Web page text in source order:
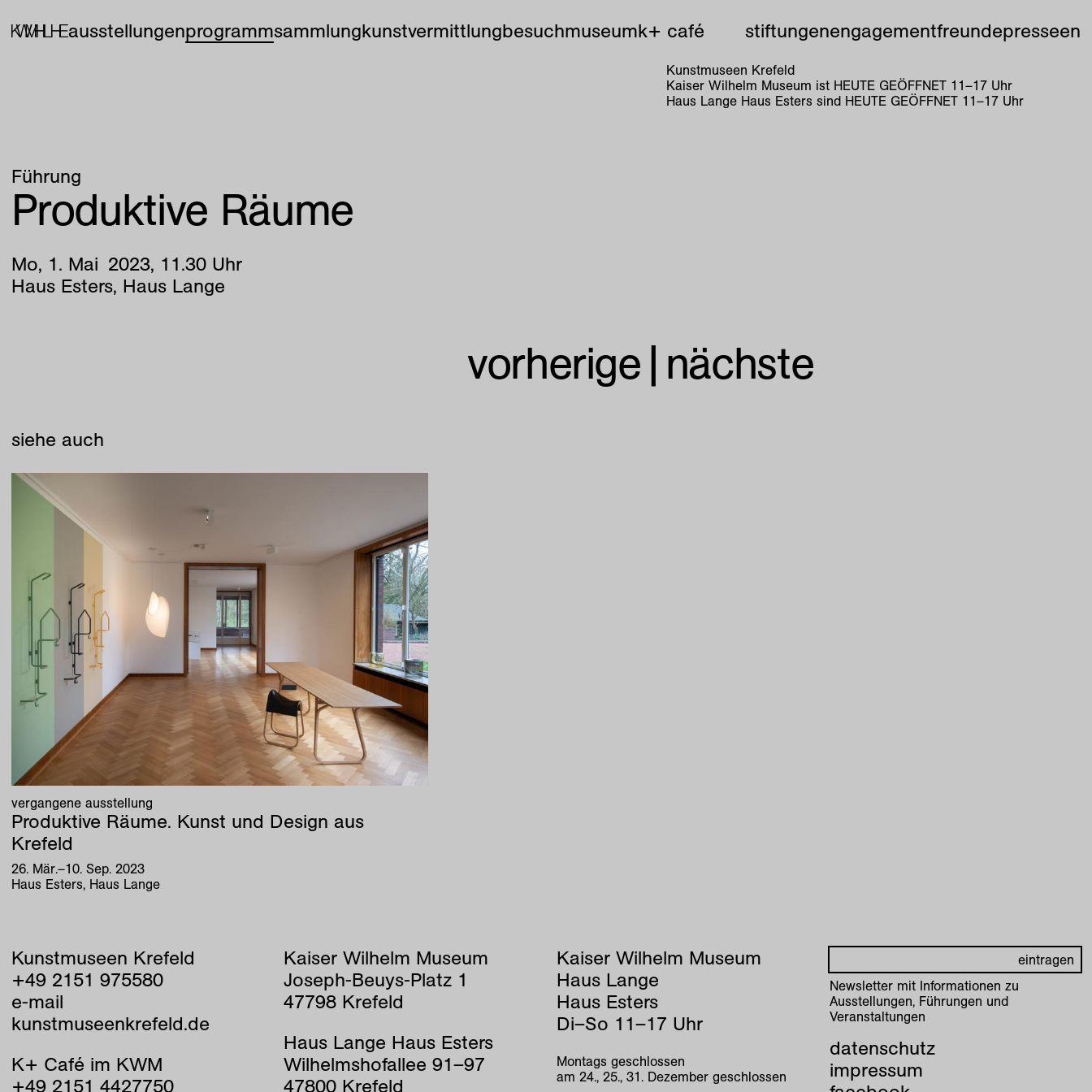
ausstellungenprogrammsammlungkunstvermittlungbesuchmuseumk+ café stiftungenengagementfreundepresseen
Kunstmuseen Krefeld
Kaiser Wilhelm Museum ist HEUTE GEÖFFNET 11–17Uhr
Haus Lange Haus Esters sind HEUTE GEÖFFNET 11–17Uhr
Führung
Produktive Räume
Mo, 1. Mai 2023, 11.30Uhr
Haus Esters, Haus Lange
vorherige| nächste
siehe auch
vergangene ausstellung
Produktive Räume. Kunst und Design aus
Krefeld
26. Mär.–10. Sep. 2023
Haus Esters, Haus Lange
Kunstmuseen Krefeld
+49 2151 975580
e-mail
kunstmuseenkrefeld.de
K+ Café im KWM
+49 2151 4427750
Kaiser Wilhelm Museum
Joseph-Beuys-Platz 1
47798 Krefeld
Haus Lange Haus Esters
Wilhelmshofallee 91–97
47800 Krefeld
Kaiser Wilhelm Museum
Haus Lange
Haus Esters
Di–So 11–17 Uhr
Montags geschlossen
am 24., 25., 31. Dezember geschlossen
Newsletter mit Informationen zu
Ausstellungen, Führungen und
Veranstaltungen
datenschutz
impressum